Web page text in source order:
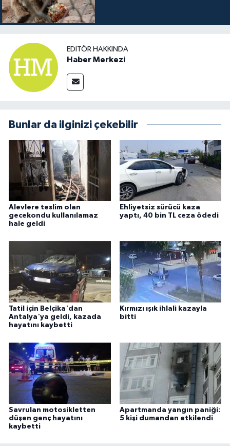
EDITÖR HAKKINDA
Haber Merkezi
Bunlar da ilginizi çekebilir
Alevlere teslim olan
gecekondu kullanılamaz
hale geldi
Ehliyetsiz sürücü kaza
yaptı, 40 bin TL ceza ödedi
Tatil için Belçika'dan
Antalya'ya geldi, kazada
hayatını kaybetti
Kırmızı ışık ihlali kazayla
bitti
Savrulan motosikletten
düşen genç hayatını
kaybetti
Apartmanda yangın paniği:
5 kişi dumandan etkilendi